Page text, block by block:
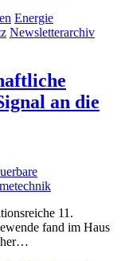
Energie
Newsletterarchiv
an die
11.
fand im Haus